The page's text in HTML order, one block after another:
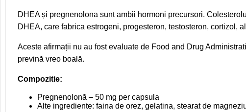
DHEA și pregnenolona sunt ambii hormoni precursori.
DHEA, care fabrica estrogeni, progesteron, testosteron, cortizol,
Aceste afirmații nu au fost evaluate de Food and Drug
prevină vreo boală.
Compozitie:
Pregnenolonă – 50 mg per capsula
Alte ingrediente: faina de orez, gelatina, stearat de